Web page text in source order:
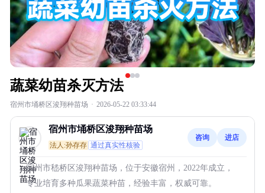
蔬菜幼苗杀灭方法
宿州市埇桥区浚翔种苗场 · 2026-05-22 03:33:44
宿州市埇桥区浚翔种苗场
法人:孙存存 通过真实性核验
咨询 进店
宿州市嵇桥区浚翔种苗场，位于安徽宿州，2022年成立，
专业培育多种瓜果蔬菜种苗，经验丰富，权威可靠。